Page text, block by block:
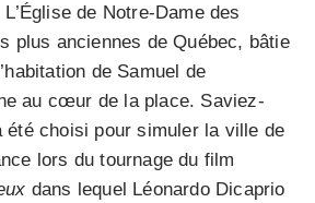
de Notre-Dame des
plus anciennes de Québec, bâtie
de Samuel de
au cœur de la place. Saviez-
été choisi pour simuler la ville de
lors du tournage du film
dans lequel Léonardo Dicaprio